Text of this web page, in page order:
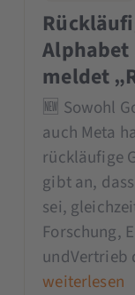
Alphabet
meldet
🆕 Sowohl
auch Meta
rückläufige
gibt an,
sei,
Forschung,
undVertrieb
weiterlesen